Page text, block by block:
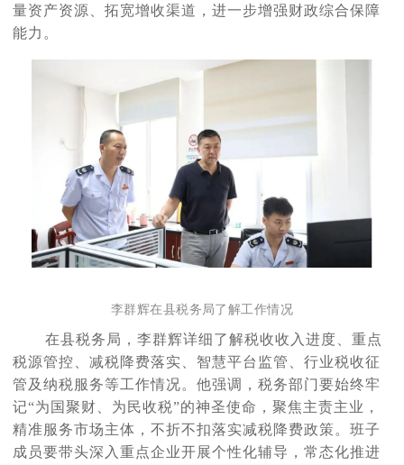
量资产资源、拓宽增收渠道，进一步增强财政综合保障
能力。
李群辉在县税务局了解工作情况
在县税务局，李群辉详细了解税收收入进度、重点
税源管控、减税降费落实、智慧平台监管、行业税收征
管及纳税服务等工作情况。他强调，税务部门要始终牢
记“为国聚财、为民收税”的神圣使命，聚焦主责主业，
精准服务市场主体，不折不扣落实减税降费政策。班子
成员要带头深入重点企业开展个性化辅导，常态化推进